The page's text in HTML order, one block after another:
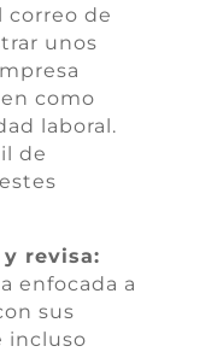
correo de
unos
como
laboral.
de
revisa:
enfocada a
sus
incluso